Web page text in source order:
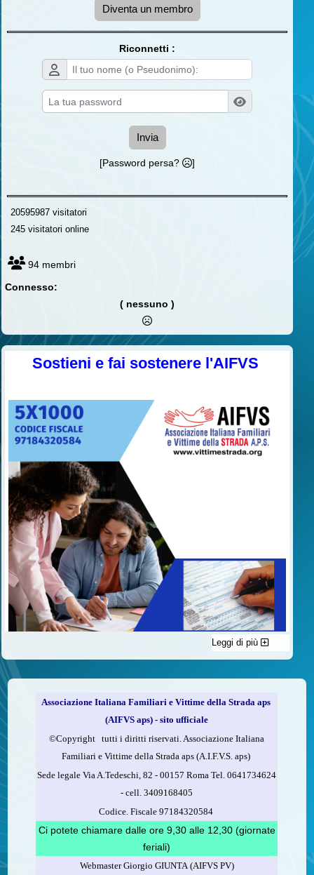
Diventa un membro
Riconnetti :
Invia
[Password persa? ]
20595987 visitatori
245 visitatori online
94 membri
Connesso:
( nessuno )
Sostieni e fai sostenere l'AIFVS
C'è un modo di contribuire alle attività dell’A.I.F.V.S. a favore
delle vittime della strada e per dare giustizia ai superstiti ed ai
loro familiari che non costa nulla: devolvere il 5 per mille della
Compila la scheda CUD o del modello 730.
Firma nel riquadro indicato come “Sostegno delle
organizzazioni non lucrative di utilità sociale, delle associazioni
Indica nel riquadro il codice fiscale dell’A.I.F.V.S.:
97184320584
Leggi di più
Associazione Italiana Familiari e Vittime della Strada aps
(AIFVS aps) - sito ufficiale
©​Copyright tutti i diritti riservati. Associazione Italiana
Familiari e Vittime della Strada aps (A.I.F.V.S. aps)
Sede legale Via A.Tedeschi, 82 - 00157 Roma Tel. 0641734624
-cell.3409168405
Codice. Fiscale 97184320584
Ci potete chiamare dalle ore 9,30 alle 12,30 (giornate
feriali)
Webmaster Giorgio GIUNTA (AIFVS PV)